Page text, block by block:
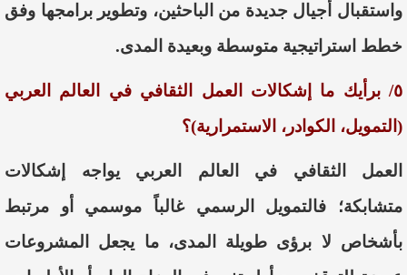
واستقبال أجيال جديدة من الباحثين، وتطوير برامجها وفق
خطط استراتيجية متوسطة وبعيدة المدى.
٥/ برأيك ما إشكالات العمل الثقافي في العالم العربي
(التمويل، الكوادر، الاستمرارية)؟
العمل الثقافي في العالم العربي يواجه إشكالات
متشابكة؛ فالتمويل الرسمي غالباً موسمي أو مرتبط
بأشخاص لا برؤى طويلة المدى، ما يجعل المشروعات